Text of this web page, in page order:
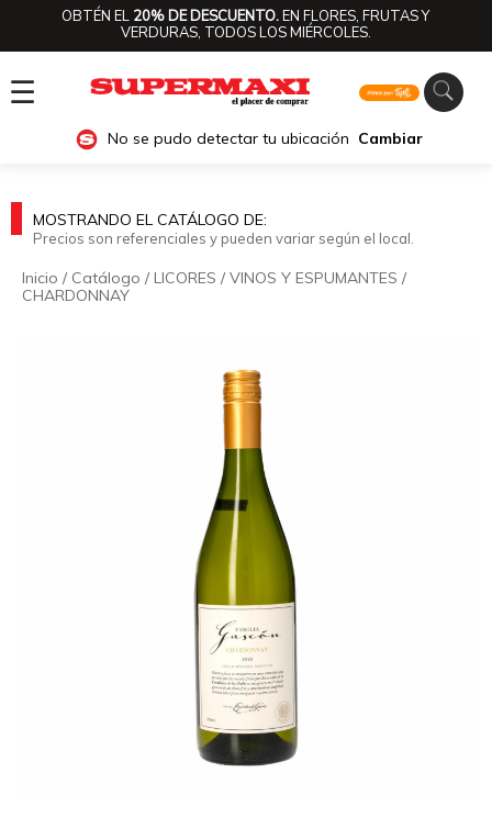
OBTÉN EL 20% DE DESCUENTO.EN FLORES, FRUTAS Y
VERDURAS, TODOS LOS MIÉRCOLES.
☰
No se pudo detectar tu ubicación Cambiar
MOSTRANDO EL CATÁLOGO DE:
Precios son referenciales y pueden variar según el local.
Inicio / Catálogo / LICORES /VINOS Y ESPUMANTES /
CHARDONNAY